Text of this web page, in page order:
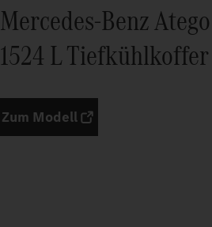
Mercedes-Benz Atego
1524 L Tiefkühlkoffer
Zum Modell